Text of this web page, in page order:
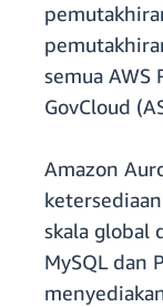
semua AWS
GovCloud
Amazon
skala global
MySQL dan